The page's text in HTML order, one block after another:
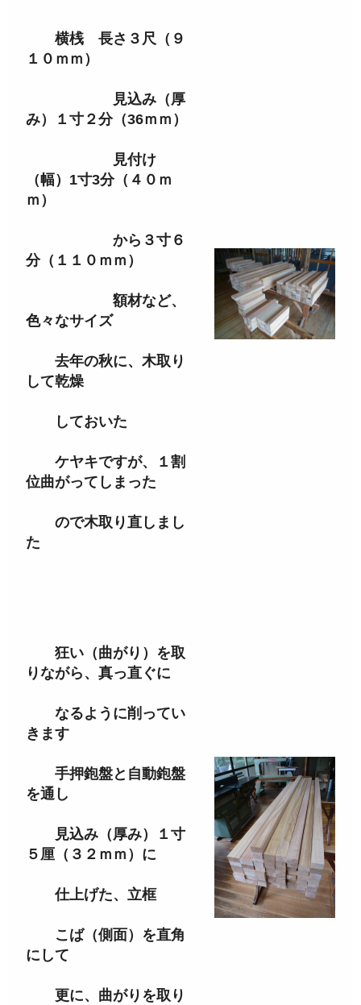
横桟 長さ３尺（９
１０ｍｍ）
見込み（厚
み）１寸２分（36ｍｍ）
見付け
（幅）1寸3分（４０ｍ
ｍ）
から３寸６
分（１１０ｍｍ）
額材など、
色々なサイズ
去年の秋に、木取り
して乾燥
しておいた
ケヤキですが、１割
位曲がってしまった
ので木取り直しまし
た
狂い（曲がり）を取
りながら、真っ直ぐに
なるように削ってい
きます
手押鉋盤と自動鉋盤
を通し
見込み（厚み）１寸
５厘（３２ｍｍ）に
仕上げた、立框
こば（側面）を直角
にして
更に、曲がりを取り